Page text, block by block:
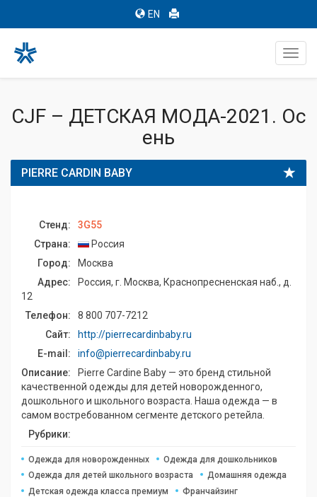
EN
CJF – ДЕТСКАЯ МОДА-2021. Ос
ень
PIERRE CARDIN BABY
Стенд:
3G55
Страна:
Россия
Город:
Москва
Адрес:
Россия, г. Москва, Краснопресненская наб., д.
12
Телефон:
8 800 707-7212
Сайт:
http://pierrecardinbaby.ru
E-mail:
info@pierrecardinbaby.ru
Описание:
Pierre Cardine Baby — это бренд стильной
качественной одежды для детей новорожденного,
дошкольного и школьного возраста. Наша одежда — в
самом востребованном сегменте детского ретейла.
Рубрики:
Одежда для новорожденных
Одежда для дошкольников
Одежда для детей школьного возраста
Домашняя одежда
Детская одежда класса премиум
Франчайзинг